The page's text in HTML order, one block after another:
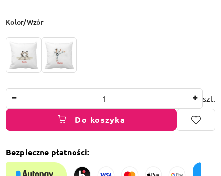
Wariant
Kolor/Wzór
szt.
Do koszyka
Bezpieczne płatności: